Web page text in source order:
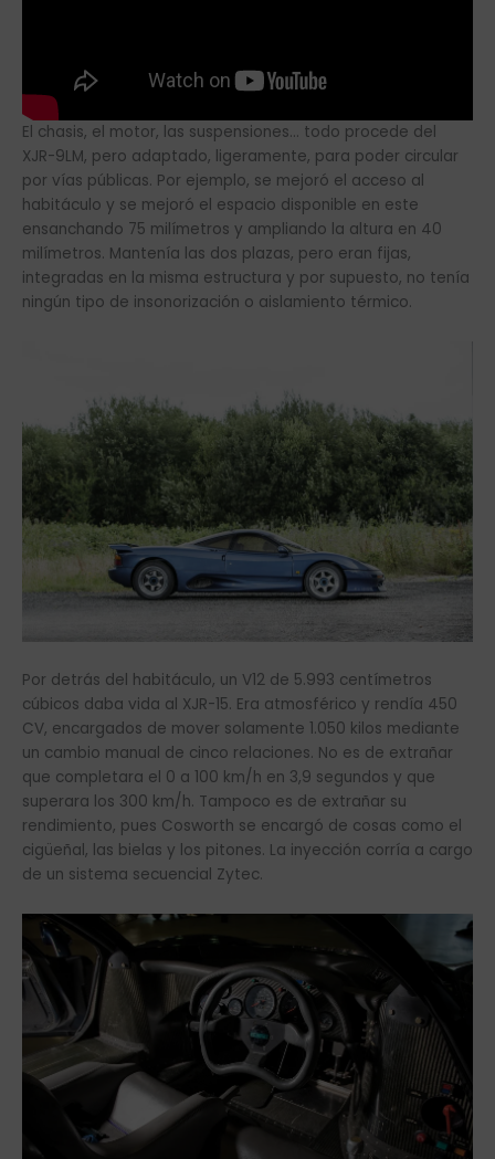
El chasis, el motor, las suspensiones… todo procede del
XJR-9LM, pero adaptado, ligeramente, para poder circular
por vías públicas. Por ejemplo, se mejoró el acceso al
habitáculo y se mejoró el espacio disponible en este
ensanchando 75 milímetros y ampliando la altura en 40
milímetros. Mantenía las dos plazas, pero eran fijas,
integradas en la misma estructura y por supuesto, no tenía
ningún tipo de insonorización o aislamiento térmico.
Por detrás del habitáculo, un V12 de 5.993 centímetros
cúbicos daba vida al XJR-15. Era atmosférico y rendía 450
CV, encargados de mover solamente 1.050 kilos mediante
un cambio manual de cinco relaciones. No es de extrañar
que completara el 0 a 100 km/h en 3,9 segundos y que
superara los 300 km/h. Tampoco es de extrañar su
rendimiento, pues Cosworth se encargó de cosas como el
cigüeñal, las bielas y los pitones. La inyección corría a cargo
de un sistema secuencial Zytec.